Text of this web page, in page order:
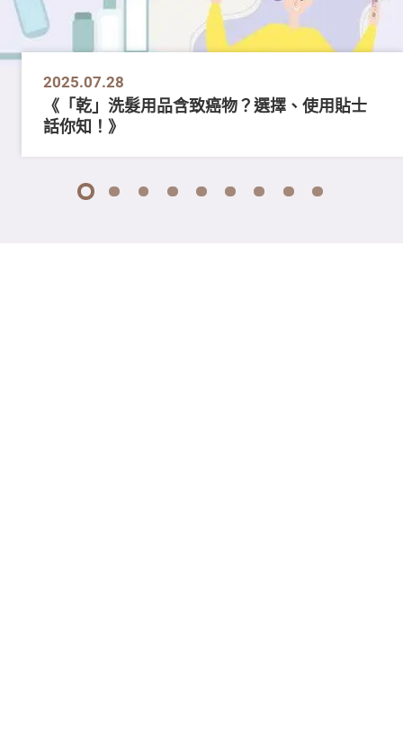
2025.07.28
《「乾」洗髮用品含致癌物？選擇、使用貼士
話你知！》
1 2 3 4 5 6 7 8 9